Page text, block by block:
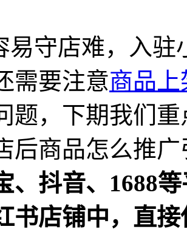
易守店难，入驻
需要注意商品上
题，下期我们
后商品怎么推广
、抖音、1688
书店铺中，直